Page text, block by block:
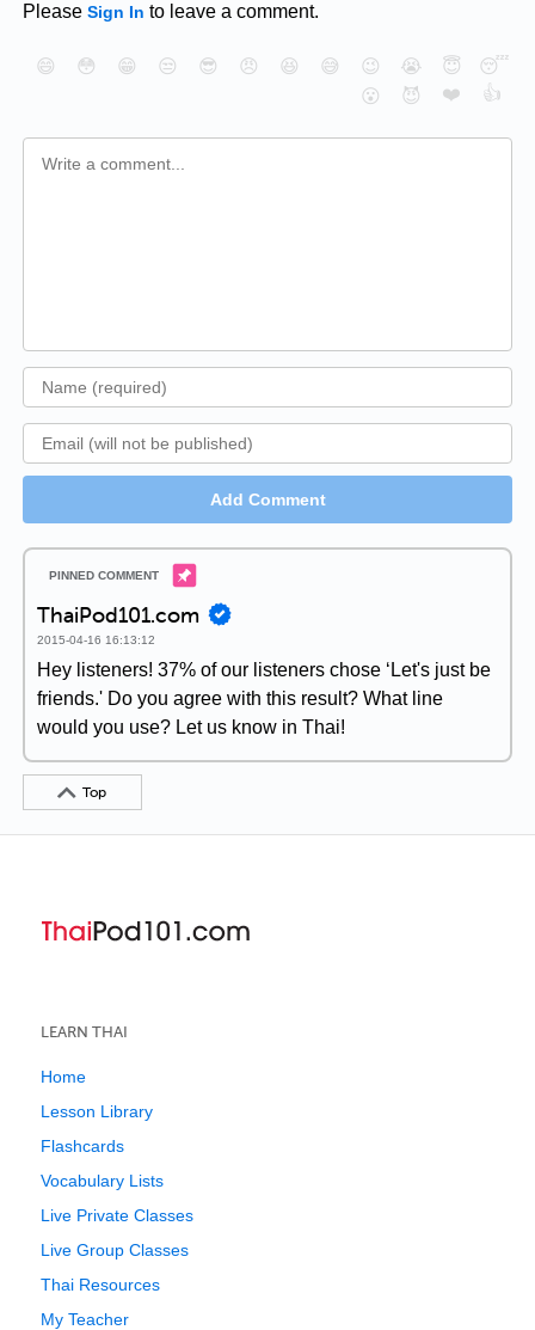
Please Sign In to leave a comment.
😄 😳 😁 😒 😎 😠 😆 😅 😉 😭 😇
😴
😮
😈 ❤️ 👍
Add Comment
ThaiPod101.com
2015-04-16 16:13:12
Hey listeners! 37% of our listeners chose ‘Let's just be
friends.' Do you agree with this result? What line
would you use? Let us know in Thai!
Top
LEARN THAI
Home
Lesson Library
Flashcards
Vocabulary Lists
Live Private Classes
Live Group Classes
Thai Resources
My Teacher